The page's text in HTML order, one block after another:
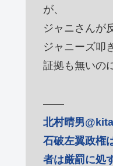
が、
ジャニさんが
ジャニーズ叩
証拠も無いの
――
北村晴男
石破左翼政権
者は厳罰に処